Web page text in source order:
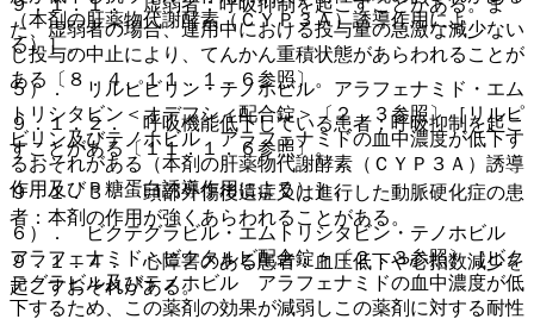
（本剤の肝薬物代謝酵素（ＣＹＰ３Ａ）誘導作用によ
る）］。
５）． リルピビリン・テノホビル アラフェナミド・エム
トリシタビン＜オデフシィ配合錠＞〔２．３参照〕［リルピ
ビリン及びテノホビル アラフェナミドの血中濃度が低下す
るおそれがある（本剤の肝薬物代謝酵素（ＣＹＰ３Ａ）誘導
作用及びＰ糖蛋白誘導作用による）］。
６）． ビクテグラビル・エムトリシタビン・テノホビル
アラフェナミド＜ビクタルビ配合錠＞〔２．３参照〕［ビク
テグラビル及びテノホビル アラフェナミドの血中濃度が低
下するため、この薬剤の効果が減弱しこの薬剤に対する耐性
９．１．１． 虚弱者：呼吸抑制を起こすことがある。ま
た、虚弱者の場合、連用中における投与量の急激な減少ない
し投与の中止により、てんかん重積状態があらわれることが
ある〔８．４、１１．１．６参照〕。
９．１．２． 呼吸機能低下している患者：呼吸抑制を起こ
すことがある〔１１．１．６参照〕。
９．１．３． 頭部外傷後遺症又は進行した動脈硬化症の患
者：本剤の作用が強くあらわれることがある。
９．１．４． 心障害のある患者：血圧低下や心拍数減少を
起こすおそれがある。